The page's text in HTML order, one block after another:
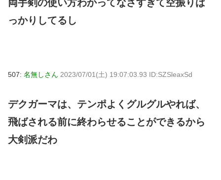
両手剣の使い方わかってなさすぎて空振りば
っかりしてるし
507: 名無しさん 2023/07/01(土) 19:07:03.93 ID:SZSleaxSd
デクガーマは、テンポよくグルグルやれば、
飛ばされる前に終わらせることができるから
大剣派だわ